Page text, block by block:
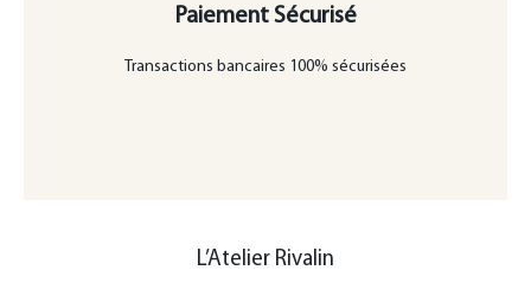
Paiement Sécurisé
Transactions bancaires 100% sécurisées
L’Atelier Rivalin